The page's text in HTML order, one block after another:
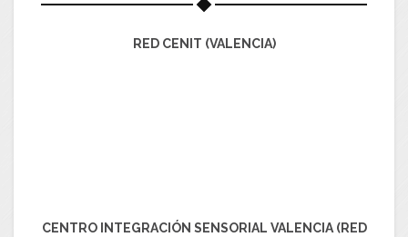
RED CENIT (VALENCIA)
CENTRO INTEGRACIÓN SENSORIAL VALENCIA (RED